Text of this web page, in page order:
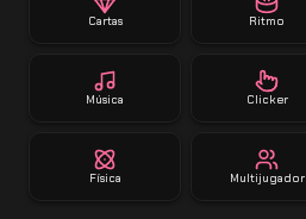
Cartas Ritmo
Música Clicker
Física Multijugador